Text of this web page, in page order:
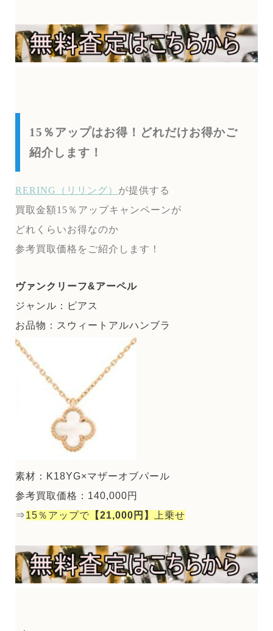
15％アップはお得！どれだけお得かご
紹介します！
RERING（リリング） が提供する
買取金額15％アップキャンペーンが
どれくらいお得なのか
参考買取価格をご紹介します！
ヴァンクリーフ&アーペル
ジャンル：ピアス
お品物：スウィートアルハンブラ
素材：K18YG×マザーオブパール
参考買取価格：140,000円
⇒15％アップで 【21,000円】 上乗せ